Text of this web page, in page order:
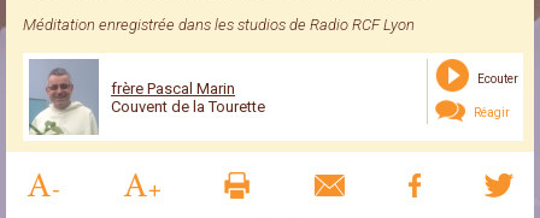
Méditation enregistrée dans les studios de Radio RCF Lyon
frère Pascal Marin
Couvent de la Tourette
Ecouter
Réagir